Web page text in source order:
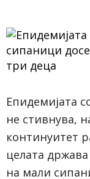
Епидемијата
не стивнува,
континуитет
целата
на мали